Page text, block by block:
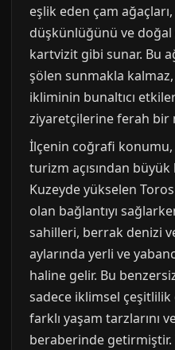
eşlik eden çam
düşkünlüğünü ve
kartvizit gibi sunar. Bu
şölen sunmakla
ikliminin bunaltıcı
ziyaretçilerine ferah bir
İlçenin coğrafi konumu,
turizm açısından büyük
Kuzeyde yükselen
olan bağlantıyı
sahilleri, berrak denizi
aylarında yerli ve
haline gelir. Bu
sadece iklimsel çeşitlilik
farklı yaşam tarzlarını
beraberinde